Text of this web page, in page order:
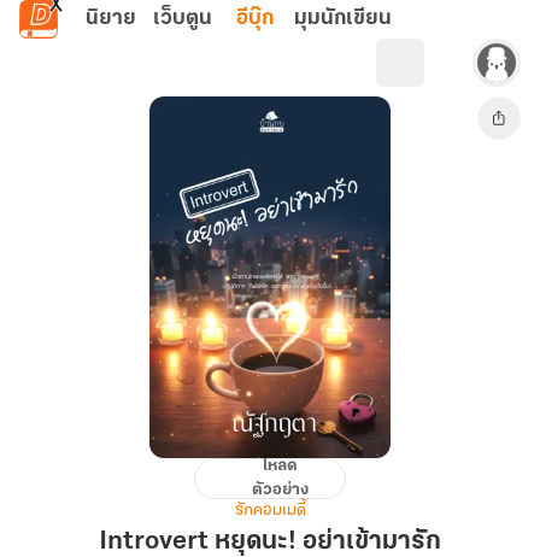
ข้ามไปยังเนื้อหาหลัก
นิยาย เว็บตูน อีบุ๊ก มุมนักเขียน
Introvert
นะ!
โหลด
ตัวอย่าง
รักคอมเมดี้
Introvert หยุดนะ! อย่าเข้ามารัก